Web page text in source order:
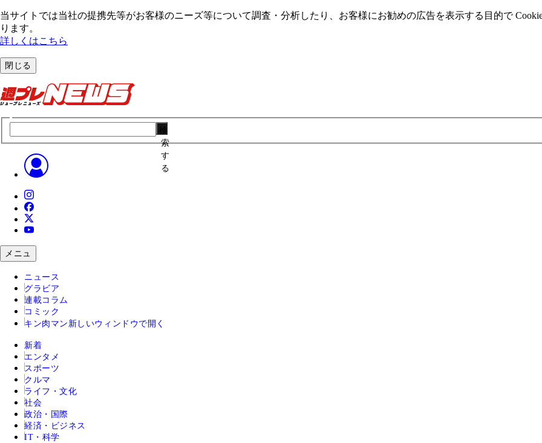
当サイトでは当社の提携先等がお客様のニーズ等について調査・分析したり、お客様にお勧めの広告を表⽰する⽬的で
ります。
詳しくはこちら
閉じる
索
す
る
メニュ
ニュース
グラビア
連載コラム
コミック
キン肉マン 新しいウィンドウで開く
新着
エンタメ
スポーツ
クルマ
ライフ・文化
社会
政治・国際
経済・ビジネス
IT・科学